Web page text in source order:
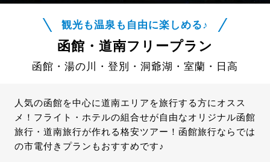
観光も温泉も自由に楽しめる♪
函館・道南フリープラン
函館・湯の川・登別・洞爺湖・室蘭・日高
人気の函館を中心に道南エリアを旅行する方にオスス
メ！フライト・ホテルの組合せが自由なオリジナル函館
旅行・道南旅行が作れる格安ツアー！函館旅行ならでは
の市電付きプランもおすすめです♪